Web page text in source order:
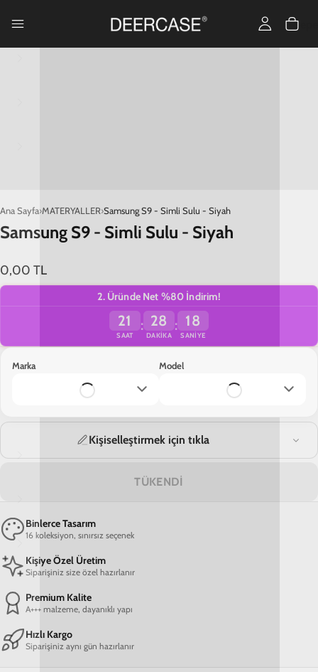
Ana Sayfa MATERYALLER Samsung S9 - Simli Sulu - Siyah
Samsung S9 - Simli Sulu - Siyah
0,00 TL
2. Üründe Net %80 İndirim!
21
SAAT
: 28
DAKIKA
: 18
SANIYE
Marka Model
Kişiselleştirmek için tıkla
TÜKENDİ
Binlerce Tasarım
16 koleksiyon, sınırsız seçenek
Kişiye Özel Üretim
Siparişiniz size özel hazırlanır
Premium Kalite
A+++ malzeme, dayanıklı yapı
Hızlı Kargo
Siparişiniz aynı gün hazırlanır